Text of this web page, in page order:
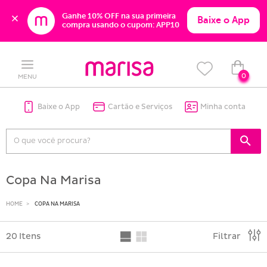
Ganhe 10% OFF na sua primeira
compra usando o cupom: APP10
Baixe o App
content
navigation
MENU 0
Baixe o App Cartão e Serviços Minha conta
Copa Na Marisa
HOME COPA NA MARISA
20 Itens Filtrar